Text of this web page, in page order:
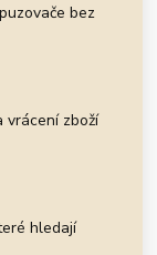
bez
vrácení zboží
hledají